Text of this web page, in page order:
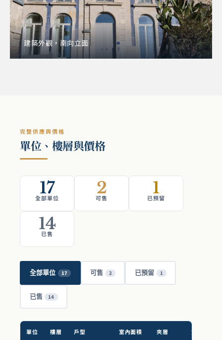
建築外觀，南向立面
完整供應與價格
單位、樓層與價格
17
全部單位
2
可售
1
已預留
14
已售
全部單位 17 可售 2 已預留 1
已售 14
單位 樓層 戶型 室內面積 夾層 露台